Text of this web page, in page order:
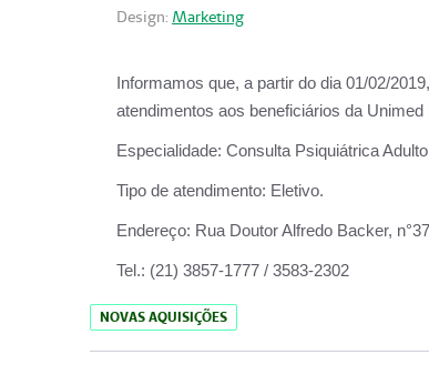
Design: Marketing
Informamos que, a partir do dia 01/02/2019
atendimentos aos beneficiários da Unimed
Especialidade: Consulta Psiquiátrica
Tipo de atendimento: Eletivo.
Endereço: Rua Doutor Alfredo Backer,
Tel.: (21) 3857-1777 / 3583-2302
NOVAS AQUISIÇÕES